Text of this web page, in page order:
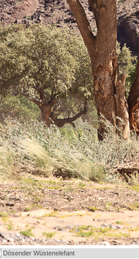
Dösender Wüstenelefant